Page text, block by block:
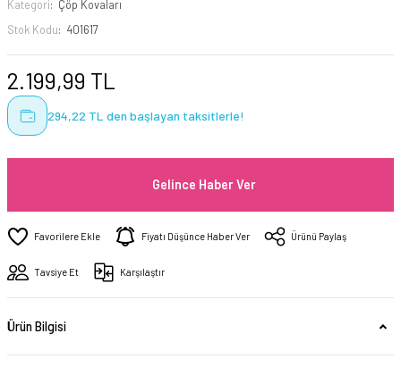
Kategori
Çöp Kovaları
Stok Kodu
401617
2.199,99 TL
294,22 TL den başlayan taksitlerle!
Gelince Haber Ver
Fiyatı Düşünce Haber Ver Ürünü Paylaş
Tavsiye Et Karşılaştır
Ürün Bilgisi